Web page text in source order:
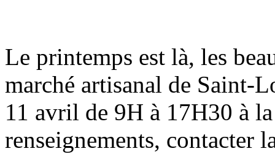
Le printemps est là, les
marché artisanal de Saint-
11 avril de 9H à 17H30 à
renseignements, contacter